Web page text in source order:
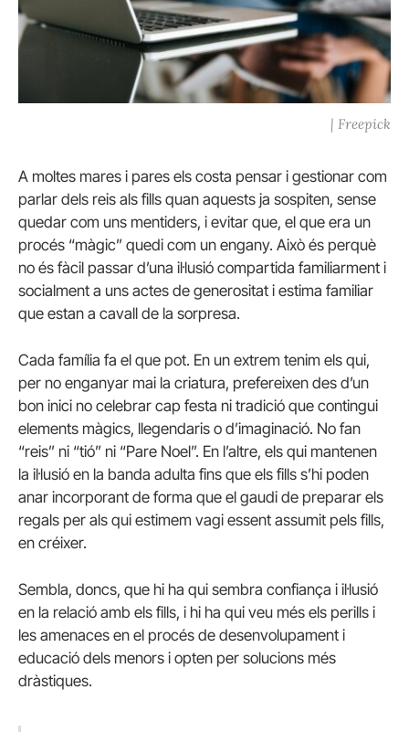
| Freepick
A moltes mares i pares els costa pensar i gestionar com
parlar dels reis als fills quan aquests ja sospiten, sense
quedar com uns mentiders, i evitar que, el que era un
procés “màgic” quedi com un engany. Això és perquè
no és fàcil passar d’una il·lusió compartida familiarment i
socialment a uns actes de generositat i estima familiar
que estan a cavall de la sorpresa.
Cada família fa el que pot. En un extrem tenim els qui,
per no enganyar mai la criatura, prefereixen des d’un
bon inici no celebrar cap festa ni tradició que contingui
elements màgics, llegendaris o d’imaginació. No fan
“reis” ni “tió” ni “Pare Noel”. En l’altre, els qui mantenen
la il·lusió en la banda adulta fins que els fills s’hi poden
anar incorporant de forma que el gaudi de preparar els
regals per als qui estimem vagi essent assumit pels fills,
en créixer.
Sembla, doncs, que hi ha qui sembra confiança i il·lusió
en la relació amb els fills, i hi ha qui veu més els perills i
les amenaces en el procés de desenvolupament i
educació dels menors i opten per solucions més
dràstiques.